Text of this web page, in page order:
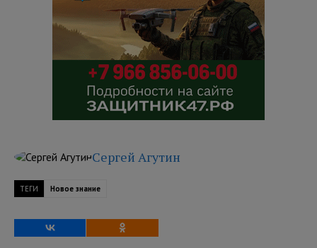
Сергей Агутин
ТЕГИ Новое знание